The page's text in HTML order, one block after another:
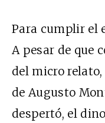
Para cumplir el
A pesar de que
del micro
de Augusto
despertó, el